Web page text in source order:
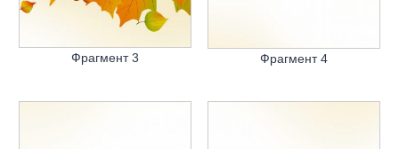
Фрагмент 3 Фрагмент 4